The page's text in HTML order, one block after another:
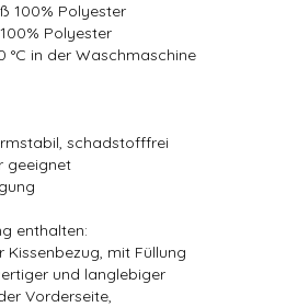
100% Polyester
Polyester
°C in der Waschmaschine
schadstofffrei
geeignet
enthalten:
Kissenbezug, mit Füllung
und langlebiger
Vorderseite,